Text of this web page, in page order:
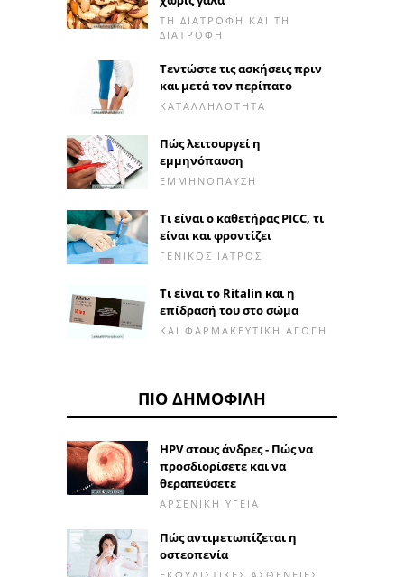
ΤΗ ΔΙΑΤΡΟΦΉ ΚΑΙ ΤΗ
ΔΙΑΤΡΟΦΉ
Τεντώστε τις ασκήσεις πριν
και μετά τον περίπατο
ΚΑΤΑΛΛΗΛΌΤΗΤΑ
Πώς λειτουργεί η
εμμηνόπαυση
ΕΜΜΗΝΌΠΑΥΣΗ
Τι είναι ο καθετήρας PICC, τι
είναι και φροντίζει
ΓΕΝΙΚΌΣ ΙΑΤΡΌΣ
Τι είναι το Ritalin και η
επίδρασή του στο σώμα
ΚΑΙ ΦΑΡΜΑΚΕΥΤΙΚΉ ΑΓΩΓΉ
ΠΙΟ ΔΗΜΟΦΙΛΉ
HPV στους άνδρες - Πώς να
προσδιορίσετε και να
θεραπεύσετε
ΑΡΣΕΝΙΚΉ ΥΓΕΊΑ
Πώς αντιμετωπίζεται η
οστεοπενία